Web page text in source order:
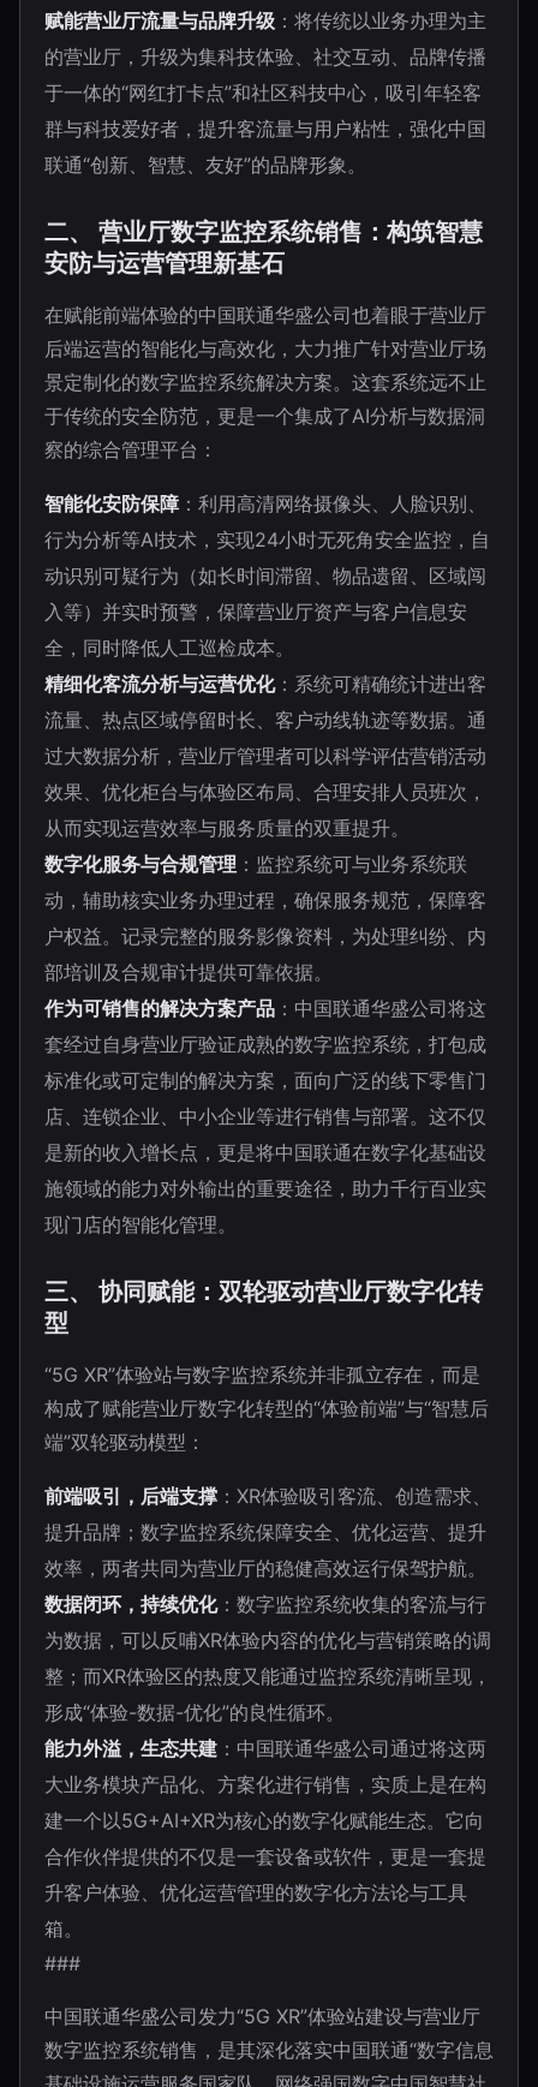
赋能营业厅流量与品牌升级 ：将传统以业务办理为主
的营业厅，升级为集科技体验、社交互动、品牌传播
于一体的“网红打卡点”和社区科技中心，吸引年轻客
群与科技爱好者，提升客流量与用户粘性，强化中国
联通“创新、智慧、友好”的品牌形象。
二、 营业厅数字监控系统销售：构筑智慧
安防与运营管理新基石
在赋能前端体验的中国联通华盛公司也着眼于营业厅
后端运营的智能化与高效化，大力推广针对营业厅场
景定制化的数字监控系统解决方案。这套系统远不止
于传统的安全防范，更是一个集成了AI分析与数据洞
察的综合管理平台：
智能化安防保障 ：利用高清网络摄像头、人脸识别、
行为分析等AI技术，实现24小时无死角安全监控，自
动识别可疑行为（如长时间滞留、物品遗留、区域闯
入等）并实时预警，保障营业厅资产与客户信息安
全，同时降低人工巡检成本。
精细化客流分析与运营优化：系统可精确统计进出客
流量、热点区域停留时长、客户动线轨迹等数据。通
过大数据分析，营业厅管理者可以科学评估营销活动
效果、优化柜台与体验区布局、合理安排人员班次，
从而实现运营效率与服务质量的双重提升。
数字化服务与合规管理 ：监控系统可与业务系统联
动，辅助核实业务办理过程，确保服务规范，保障客
户权益。记录完整的服务影像资料，为处理纠纷、内
部培训及合规审计提供可靠依据。
作为可销售的解决方案产品 ：中国联通华盛公司将这
套经过自身营业厅验证成熟的数字监控系统，打包成
标准化或可定制的解决方案，面向广泛的线下零售门
店、连锁企业、中小企业等进行销售与部署。这不仅
是新的收入增长点，更是将中国联通在数字化基础设
施领域的能力对外输出的重要途径，助力千行百业实
现门店的智能化管理。
三、 协同赋能：双轮驱动营业厅数字化转
型
“5G XR”体验站与数字监控系统并非孤立存在，而是
构成了赋能营业厅数字化转型的“体验前端”与“智慧后
端”双轮驱动模型：
前端吸引，后端支撑 ：XR体验吸引客流、创造需求、
提升品牌；数字监控系统保障安全、优化运营、提升
效率，两者共同为营业厅的稳健高效运行保驾护航。
数据闭环，持续优化：数字监控系统收集的客流与行
为数据，可以反哺XR体验内容的优化与营销策略的调
整；而XR体验区的热度又能通过监控系统清晰呈现，
形成“体验-数据-优化”的良性循环。
能力外溢，生态共建 ：中国联通华盛公司通过将这两
大业务模块产品化、方案化进行销售，实质上是在构
建一个以5G+AI+XR为核心的数字化赋能生态。它向
合作伙伴提供的不仅是一套设备或软件，更是一套提
升客户体验、优化运营管理的数字化方法论与工具
箱。
###
中国联通华盛公司发力“5G XR”体验站建设与营业厅
数字监控系统销售，是其深化落实中国联通“数字信息